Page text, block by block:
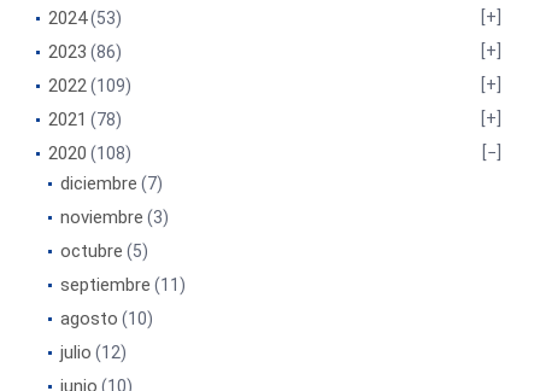
2024(53)
2023 (86)
2022(109)
2021 (78)
2020 (108)
diciembre (7)
noviembre (3)
octubre (5)
septiembre (11)
agosto (10)
julio (12)
junio (10)